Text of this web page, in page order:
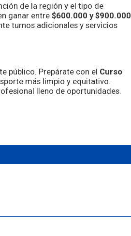
de la región y el tipo de
ganar entre$600.000 y $900.000
turnos adicionales y servicios
público. Prepárate con el Curso
más limpio y equitativo.
lleno de oportunidades.